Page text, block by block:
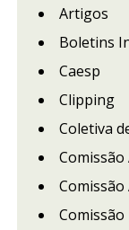
Artigos
Boletins
Caesp
Clipping
Coletiva